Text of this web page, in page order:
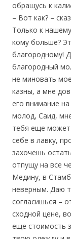
обращусь к
– Вот как? –
Только к
кому больше?
благородному!
благородный
не миновать
казны, а мне
его внимание
молод, Саид,
тебя еще может
себе в лавку,
захочешь
отпущу на все
Медину, в
неверным. Даю
согласишься –
сходной цене,
еще стоимость